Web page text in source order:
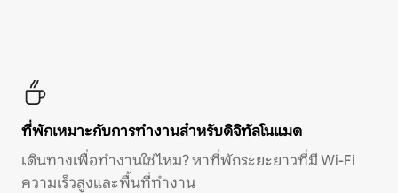
ที่พักเหมาะกับการทำงานสำหรับดิจิทัลโนแมด
เดินทางเพื่อทำงานใช่ไหม? หาที่พักระยะยาวที่มี Wi-Fi
ความเร็วสูงและพื้นที่ทำงาน